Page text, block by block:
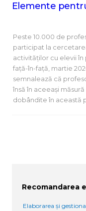
Elemente
Peste 10.000 de
participat la
activităților cu elevii
față-în-față, martie
semnalează că
însă în aceeași
dobândite în această
Recomandarea
Elaborarea și